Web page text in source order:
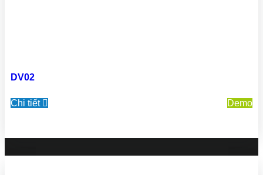
DV02
Chi tiết Demo